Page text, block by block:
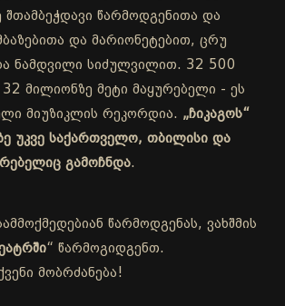
შთამბეჭდავი წარმოდგენითა და
და მარიონეტებით, ცრუ
ნამდვილი სიძულვილით. 32 500
მილიონზე მეტი მაყურებელი - ეს
მიუზიკლის რეკორდია. „ჩიკაგოს“
უკვე საქართველო, თბილისი და
გამოჩნდა.
წარმოდგენას, ვახშმის
“ წარმოგიდგენთ.
მობრძანება!